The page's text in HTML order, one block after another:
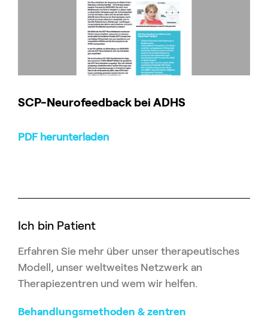
SCP-Neurofeedback bei ADHS
PDF herunterladen
Ich bin Patient
Erfahren Sie mehr über unser therapeutisches
Modell, unser weltweites Netzwerk an
Therapiezentren und wem wir helfen.
Behandlungsmethoden & zentren